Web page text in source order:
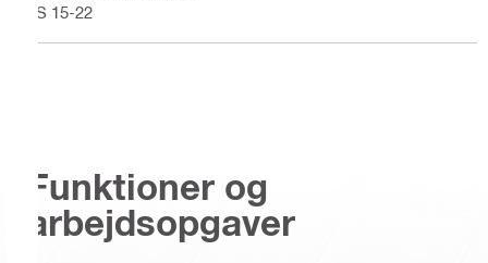
LS 15-22
Funktioner og
arbejdsopgaver